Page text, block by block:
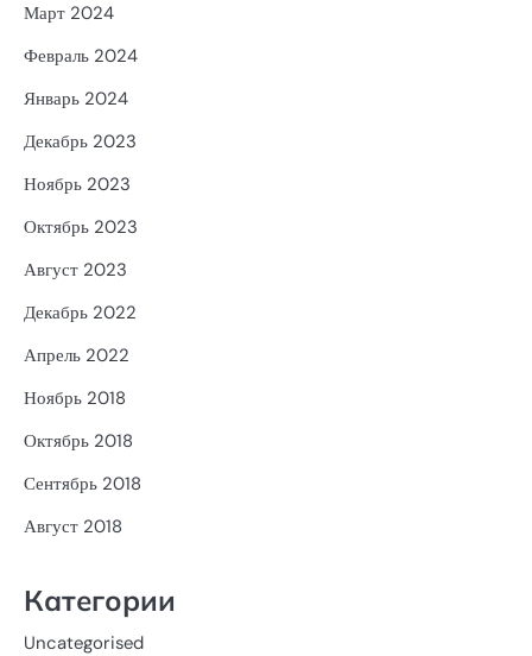
Март 2024
Февраль 2024
Январь 2024
Декабрь 2023
Ноябрь 2023
Октябрь 2023
Август 2023
Декабрь 2022
Апрель 2022
Ноябрь 2018
Октябрь 2018
Сентябрь 2018
Август 2018
Категории
Uncategorised